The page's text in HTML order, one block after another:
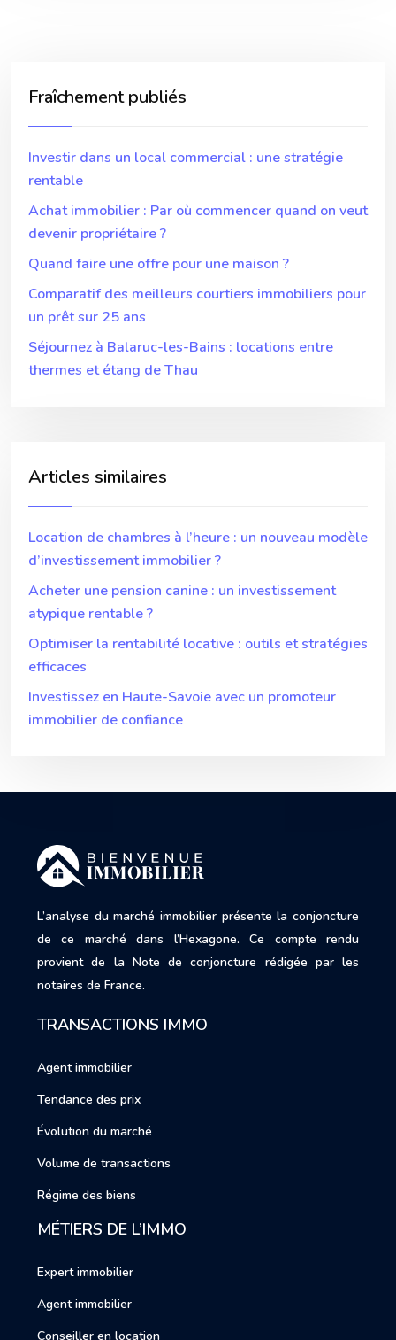
Fraîchement publiés
Investir dans un local commercial : une stratégie
rentable
Achat immobilier : Par où commencer quand on veut
devenir propriétaire ?
Quand faire une offre pour une maison ?
Comparatif des meilleurs courtiers immobiliers pour
un prêt sur 25 ans
Séjournez à Balaruc-les-Bains : locations entre
thermes et étang de Thau
Articles similaires
Location de chambres à l’heure : un nouveau modèle
d’investissement immobilier ?
Acheter une pension canine : un investissement
atypique rentable ?
Optimiser la rentabilité locative : outils et stratégies
efficaces
Investissez en Haute-Savoie avec un promoteur
immobilier de confiance
L’analyse du marché immobilier présente la conjoncture
de ce marché dans l’Hexagone. Ce compte rendu
provient de la Note de conjoncture rédigée par les
notaires de France.
TRANSACTIONS IMMO
Agent immobilier
Tendance des prix
Évolution du marché
Volume de transactions
Régime des biens
MÉTIERS DE L’IMMO
Expert immobilier
Agent immobilier
Conseiller en location